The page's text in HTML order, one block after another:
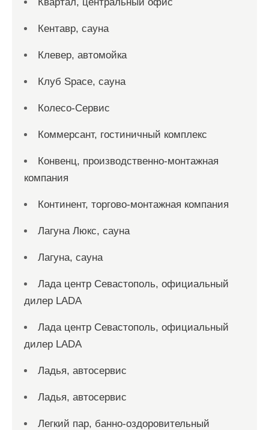
Кентавр, сауна
Клевер, автомойка
Клуб Space, сауна
Колесо-Сервис
Коммерсант, гостиничный комплекс
Конвенц, производственно-монтажная
компания
Континент, торгово-монтажная компания
Лагуна Люкс, сауна
Лагуна, сауна
Лада центр Севастополь, официальный
дилер LADA
Лада центр Севастополь, официальный
дилер LADA
Ладья, автосервис
Ладья, автосервис
Легкий пар, банно-оздоровительный